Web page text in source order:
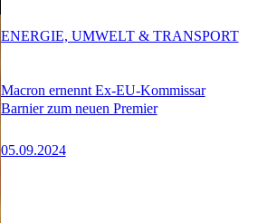
Macron ernennt Ex-EU-Kommissar
Barnier zum neuen Premier
05.09.2024
ENERGIE, UMWELT & TRANSPORT